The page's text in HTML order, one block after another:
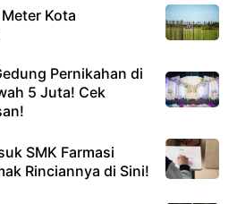
Kota
Pernikahan di
5 Juta! Cek
SMK Farmasi
Rinciannya di Sini!